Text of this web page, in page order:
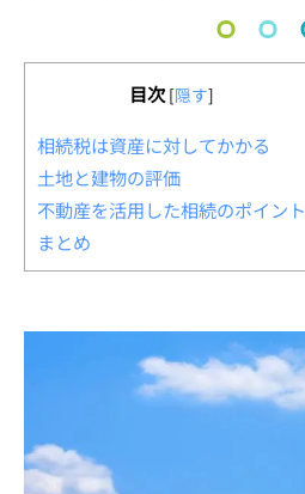
目次 [隠す]
相続税は資産に対してかかる
土地と建物の評価
不動産を活用した相続のポイント
まとめ